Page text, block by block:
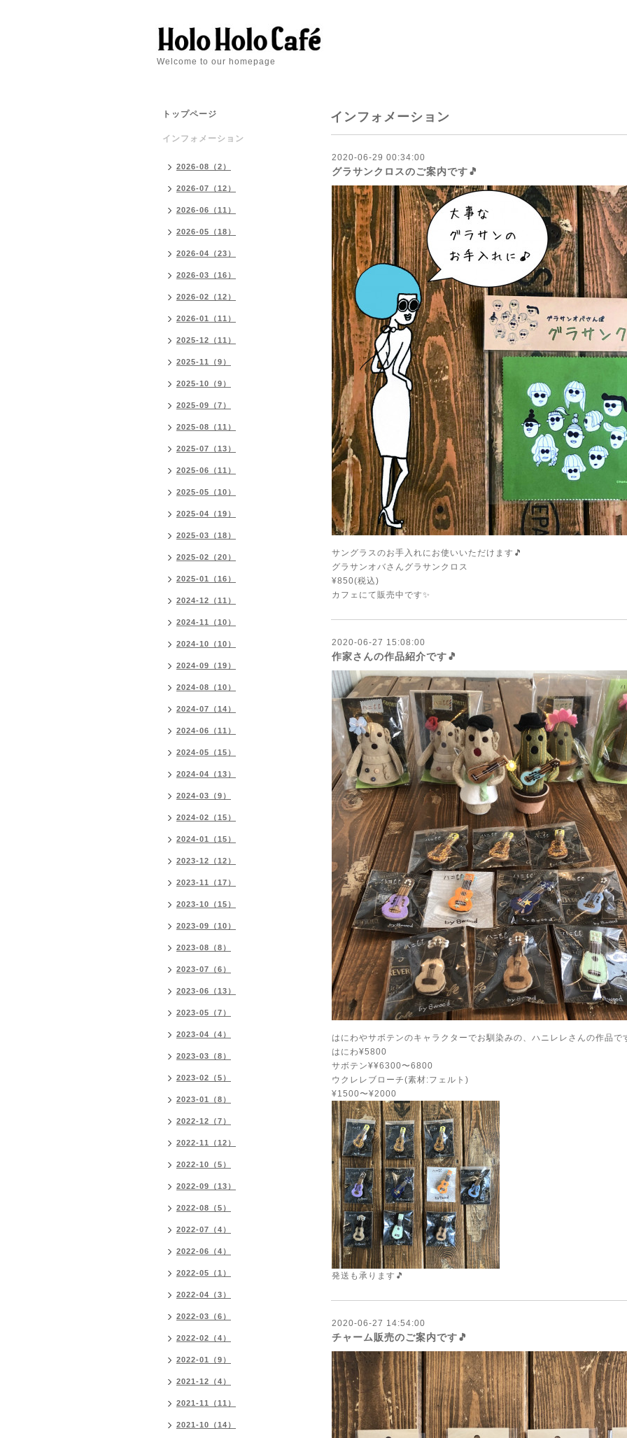
Welcome to our homepage
インフォメーション
2020-06-29 00:34:00
グラサンクロスのご案内です🎵
サングラスのお手入れにお使いいただけます🎵
グラサンオバさんグラサンクロス
¥850(税込)
カフェにて販売中です✨
2020-06-27 15:08:00
作家さんの作品紹介です🎵
はにわやサボテンのキャラクターでお馴染みの、ハニレレさんの作品で
はにわ¥5800
サボテン¥¥6300〜6800
ウクレレブローチ(素材:フェルト)
¥1500〜¥2000
発送も承ります🎵
2020-06-27 14:54:00
チャーム販売のご案内です🎵
トップページ
インフォメーション
2026-08（2）
2026-07（12）
2026-06（11）
2026-05（18）
2026-04（23）
2026-03（16）
2026-02（12）
2026-01（11）
2025-12（11）
2025-11（9）
2025-10（9）
2025-09（7）
2025-08（11）
2025-07（13）
2025-06（11）
2025-05（10）
2025-04（19）
2025-03（18）
2025-02（20）
2025-01（16）
2024-12（11）
2024-11（10）
2024-10（10）
2024-09（19）
2024-08（10）
2024-07（14）
2024-06（11）
2024-05（15）
2024-04（13）
2024-03（9）
2024-02（15）
2024-01（15）
2023-12（12）
2023-11（17）
2023-10（15）
2023-09（10）
2023-08（8）
2023-07（6）
2023-06（13）
2023-05（7）
2023-04（4）
2023-03（8）
2023-02（5）
2023-01（8）
2022-12（7）
2022-11（12）
2022-10（5）
2022-09（13）
2022-08（5）
2022-07（4）
2022-06（4）
2022-05（1）
2022-04（3）
2022-03（6）
2022-02（4）
2022-01（9）
2021-12（4）
2021-11（11）
2021-10（14）